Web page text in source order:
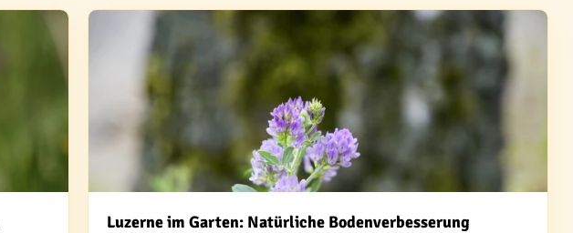
Luzerne im Garten: Natürliche Bodenverbesserung